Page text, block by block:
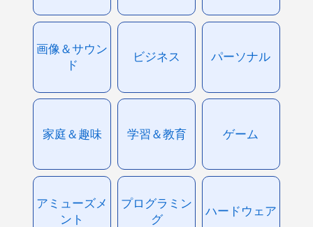
画像＆サウン
ド
ビジネス パーソナル
家庭＆趣味 学習＆教育 ゲーム
アミューズメ
ント
プログラミン
グ
ハードウェア